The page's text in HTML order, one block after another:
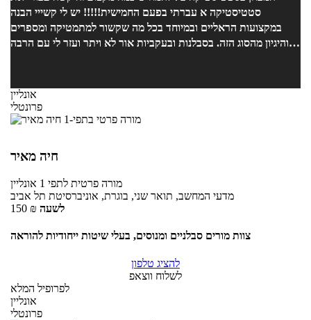
סטטיסטיקה א עברתי בפעם החמישית!!!!! יש לי קשייי הבנה
במקצועות הראליים ובמיוחד בכל מה שקשור למתמטיקה ומספרים
והיגיון מהסוג הזה. בסבלנות ובעקביות אור לא ויתר ועזר לי עם הרבה
אונליין
פרונטלי
חיה מאיר
מורה פרטית לתפי 1
אונליין
מדעי המחשב, תואר שני, בוגרת, אוניברסיטת תל אביב
150 ₪ לשעה
צוות מורים סבלניים ומנוסים, בעלי שיטות ייחודיות להוראה
להציג טלפון
לשלוח ווצאפ
לפרופיל המלא
אונליין
פרונטלי